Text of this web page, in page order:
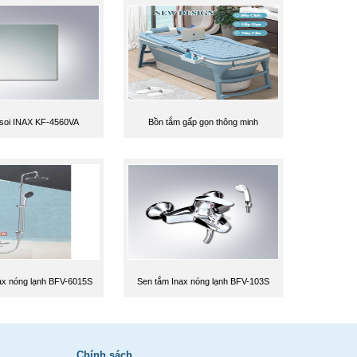
INAX KF-4560VA Bồn tắm gấp gọn thông minh
nóng lạnh BFV-6015S Sen tắm Inax nóng lạnh BFV-103S